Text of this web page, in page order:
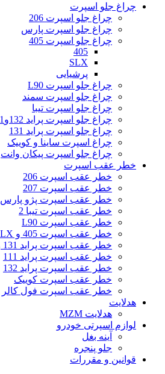
چراغ جلو اسپرت
چراغ جلو اسپرت 206
چراغ جلو اسپرت پارس
چراغ جلو اسپرت 405
405
SLX
پرشیایی
چراغ جلو اسپرت L90
چراغ جلو اسپرت سمند
چراغ جلو اسپرت تیبا
چراغ جلو اسپرت پراید 132و111
چراغ جلو اسپرت پراید 131
چراغ اسپرت ساینا و کوییک
چراغ جلو اسپرت پیکان وانت
خطر عقب اسپرت
خطر عقب اسپرت 206
خطر عقب اسپرت 207
خطر عقب اسپرت پژو پارس
خطر عقب اسپرت تیبا 2
خطر عقب اسپرت L90
خطر عقب اسپرت 405 و SLX
خطر عقب اسپرت پراید 131 و GTX
خطر عقب اسپرت پراید 111
خطر عقب اسپرت پراید 132
خطر عقب اسپرت کوییک
خطر عقب اسپرت فول کالر
هدلایت
هدلایت MZM
لوازم اسپرتی خودرو
آینه بغل
جلو پنجره
قوانین و مقررات